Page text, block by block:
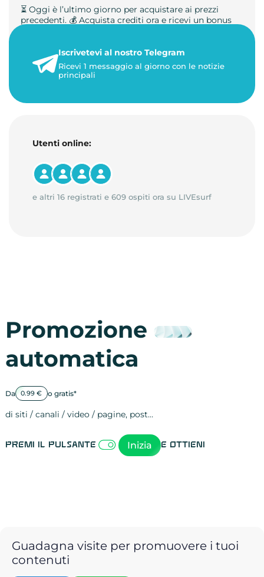
⏳ Oggi è l’ultimo giorno per acquistare ai prezzi
precedenti. 💰 Acquista crediti ora e ricevi un bonus
23 maggio 2026
1 minuto di lettura
Iscrivetevi al nostro Telegram
Ricevi 1 messaggio al giorno con le notizie
principali
Utenti online:
e altri 16 registrati e 609 ospiti ora su LIVEsurf
Promozione
automatica
Da 0.99 € o gratis*
di siti / canali / video / pagine, post…
Premi il pulsante Inizia e ottieni
Guadagna visite per promuovere i tuoi
contenuti